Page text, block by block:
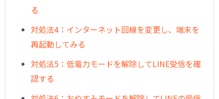
る
対処法4：インターネット回線を変更し、端末を
再起動してみる
対処法5：低電力モードを解除してLINE受信を確
認する